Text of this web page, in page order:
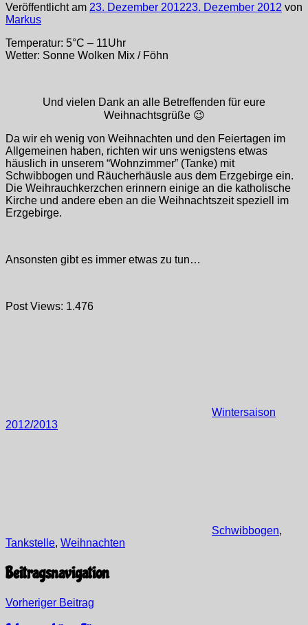
Veröffentlicht am 23. Dezember 201223. Dezember 2012 von
Markus
Temperatur: 5°C – 11Uhr
Wetter: Sonne Wolken Mix / Föhn
Und vielen Dank an alle Betreffenden für eure
Weihnachtsgrüße 😉
Da wir eh wenig von Weihnachten und den Feiertagen im
Allgemeinen haben, richten wir uns wenigstens etwas
häuslich in unserem “Wohnzimmer” (Tanke) mit
Schwibbogen und Räucherhäusle aus dem Erzgebirge ein.
Die Weihrauchkerzchen erinnern einige an die katholische
Kirche und andere eben an die Weihnachtszeit speziell im
Erzgebirge.
Ansonsten gibt es immer etwas zu tun…
Post Views: 1.476
Wintersaison
2012/2013
Schwibbogen,
Tankstelle, Weihnachten
Beitragsnavigation
Vorheriger Beitrag